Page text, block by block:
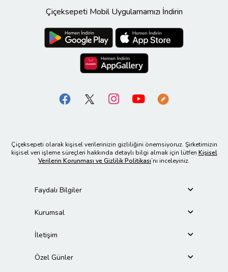
Çiçeksepeti Mobil Uygulamamızı İndirin
Çiçeksepeti olarak kişisel verilerinizin gizliliğini önemsiyoruz. Şirketimizin
kişisel veri işleme süreçleri hakkında detaylı bilgi almak için lütfen Kişisel
Verilerin Korunması ve Gizlilik Politikası’nı inceleyiniz.
Faydalı Bilgiler
Kurumsal
İletişim
Özel Günler